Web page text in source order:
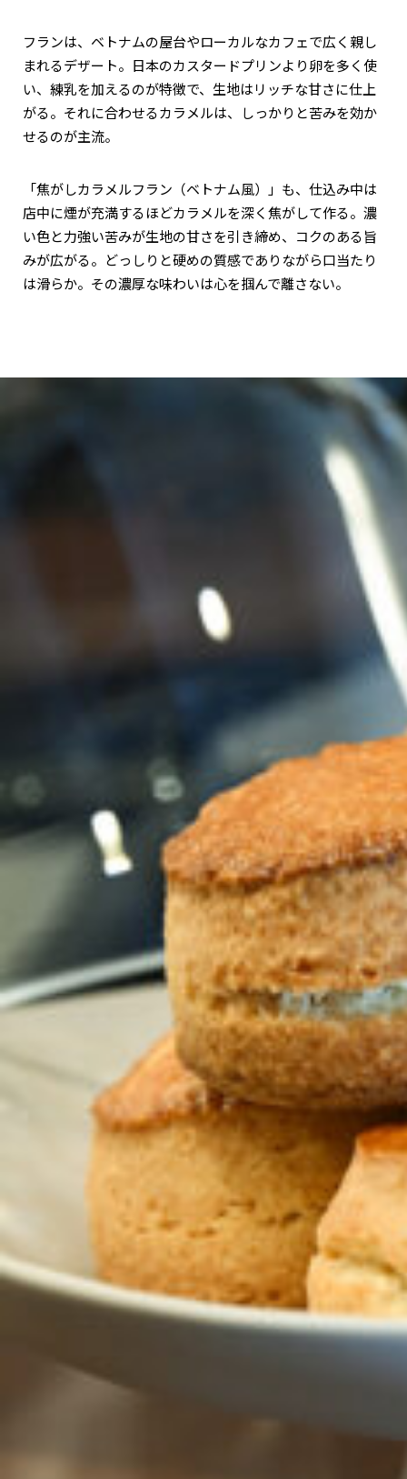
フランは、ベトナムの屋台やローカルなカフェで広く親し
まれるデザート。日本のカスタードプリンより卵を多く使
い、練乳を加えるのが特徴で、生地はリッチな甘さに仕上
がる。それに合わせるカラメルは、しっかりと苦みを効か
せるのが主流。
「焦がしカラメルフラン（ベトナム風）」も、仕込み中は
店中に煙が充満するほどカラメルを深く焦がして作る。濃
い色と力強い苦みが生地の甘さを引き締め、コクのある旨
みが広がる。どっしりと硬めの質感でありながら口当たり
は滑らか。その濃厚な味わいは心を掴んで離さない。